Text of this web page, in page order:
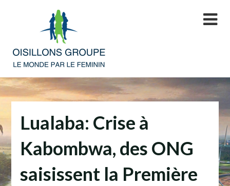
Lualaba: Crise à
Kabombwa, des ONG
saisissent la Première